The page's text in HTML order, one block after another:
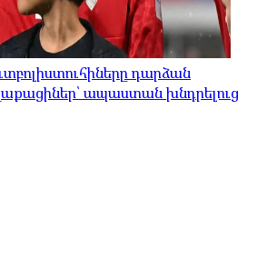
դարձան
ապաստան խնդրելուց